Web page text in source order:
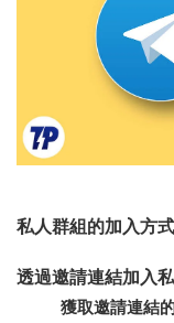
私人群組的加入方式
透過邀請連結加入
獲取邀請連結